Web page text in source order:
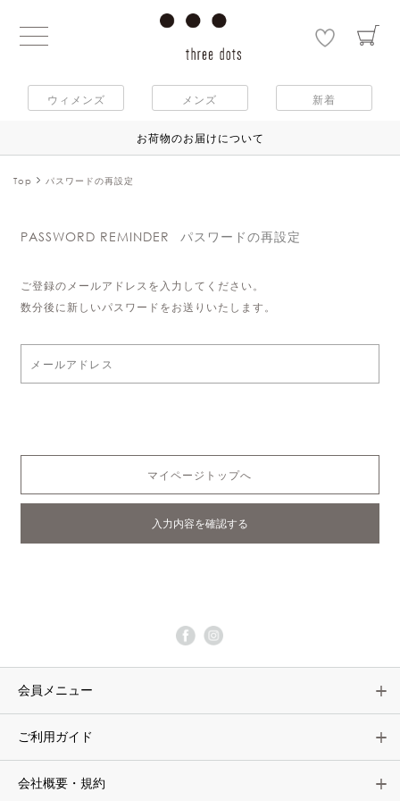
ウィメンズ メンズ 新着
お荷物のお届けについて
Top パスワードの再設定
PASSWORD REMINDER パスワードの再設定
ご登録のメールアドレスを入力してください。
数分後に新しいパスワードをお送りいたします。
マイページトップへ
会員メニュー
ご利用ガイド
会社概要・規約